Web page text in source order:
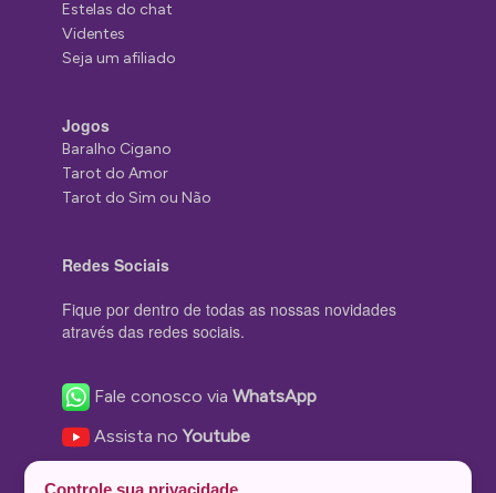
Estelas do chat
Videntes
Seja um afiliado
Jogos
Baralho Cigano
Tarot do Amor
Tarot do Sim ou Não
Redes Sociais
Fique por dentro de todas as nossas novidades
através das redes sociais.
Fale conosco viaWhatsApp
Assista noYoutube
Controle sua privacidade